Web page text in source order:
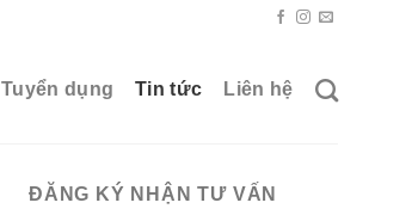
Tuyển dụng Tin tức Liên hệ
ĐĂNG KÝ NHẬN TƯ VẤN